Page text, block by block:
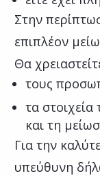
Στην
επιπλέον
Θα
τους
τα
και τη
Για την
υπεύθυνη